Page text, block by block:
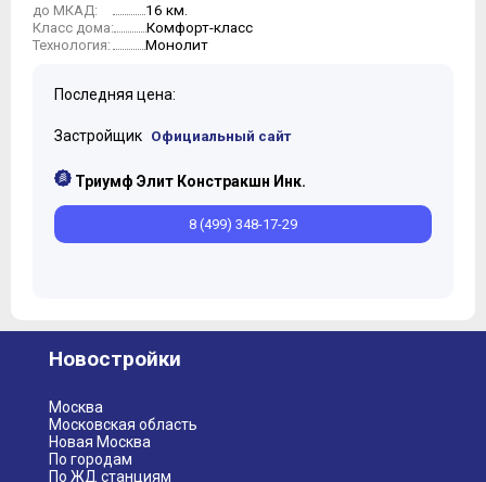
до МКАД: 16 км.
Класс дома: Комфорт-класс
Технология: Монолит
Последняя цена:
Застройщик Официальный сайт
Триумф Элит Констракшн Инк.
8 (499) 348-17-29
Новостройки
Москва
Московская область
Новая Москва
По городам
По ЖД станциям